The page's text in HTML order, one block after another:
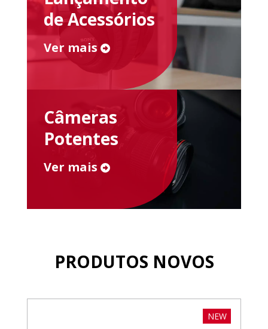
de Acessórios
Ver mais
Câmeras
Potentes
Ver mais
PRODUTOS NOVOS
NEW